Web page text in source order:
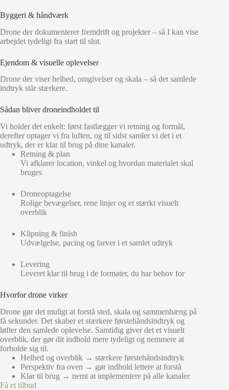
Byggeri & håndværk
Drone der dokumenterer fremdrift og projekter – så I kan vise
arbejdet tydeligt fra start til slut.
Ejendom & visuelle oplevelser
Drone der viser helhed, omgivelser og skala – så det samlede
indtryk står stærkere.
Sådan bliver droneindholdet til
Vi holder det enkelt: først fastlægger vi retning og formål,
derefter optager vi fra luften, og til sidst samler vi det i et
udtryk, der er klar til brug på dine kanaler.
Retning & plan
Vi afklarer location, vinkel og hvordan materialet skal
bruges
Droneoptagelse
Rolige bevægelser, rene linjer og et stærkt visuelt
overblik
Klipning & finish
Udvælgelse, pacing og farver i et samlet udtryk
Levering
Leveret klar til brug i de formater, du har behov for
Hvorfor drone virker
Drone gør det muligt at forstå sted, skala og sammenhæng på
få sekunder. Det skaber et stærkere førstehåndsindtryk og
løfter den samlede oplevelse. Samtidig giver det et visuelt
overblik, der gør dit indhold mere tydeligt og nemmere at
forholde sig til.
Helhed og overblik → stærkere førstehåndsindtryk
Perspektiv fra oven → gør indhold lettere at forstå
Klar til brug → nemt at implementere på alle kanaler
Få et tilbud